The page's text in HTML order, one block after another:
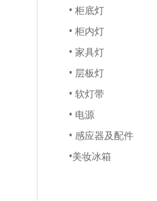
• 柜底灯
• 柜内灯
• 家具灯
• 层板灯
• 软灯带
• 电源
• 感应器及配件
•美妆冰箱